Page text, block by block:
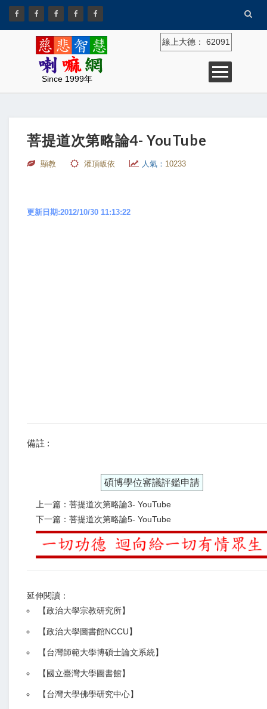
Since 1999年
線上大德： 62091
菩提道次第略論4- YouTube
顯教 灌頂皈依 人氣： 10233
更新日期:2012/10/30 11:13:22
備註 :
碩博學位審議評鑑申請
上一篇：菩提道次第略論3- YouTube
下一篇：菩提道次第略論5- YouTube
延伸閱讀：
【政治大學宗教研究所】
【政治大學圖書館NCCU】
【台灣師範大學博碩士論文系統】
【國立臺灣大學圖書館】
【台灣大學佛學研究中心】